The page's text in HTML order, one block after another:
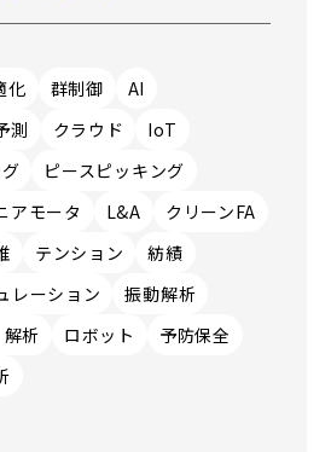
化 群制御
AI
測 クラウド
IoT
ピースピッキング
アモータ L&A
クリーンFA
テンション
紡績
レーション
振動解析
析
ロボット
予防保全